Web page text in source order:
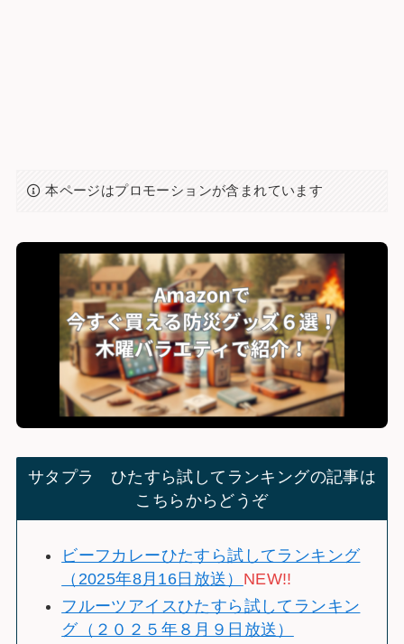
本ページはプロモーションが含まれています
サタプラ ひたすら試してランキングの記事は
こちらからどうぞ
ビーフカレーひたすら試してランキング
（2025年8月16日放送） NEW!!
フルーツアイスひたすら試してランキン
グ（２０２５年８月９日放送）